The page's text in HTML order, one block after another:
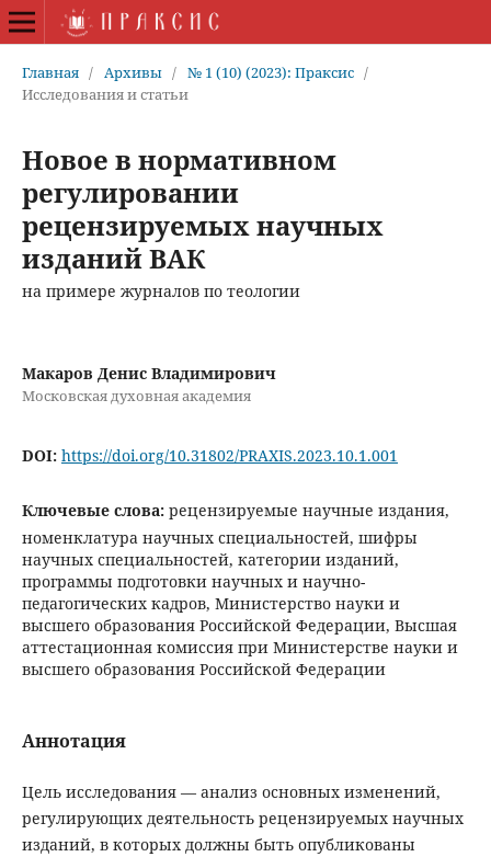
Главная / Архивы / № 1 (10) (2023): Праксис /
Исследования и статьи
Новое в нормативном
регулировании
рецензируемых научных
изданий ВАК
на примере журналов по теологии
Макаров Денис Владимирович
Московская духовная академия
DOI: https://doi.org/10.31802/PRAXIS.2023.10.1.001
Ключевые слова: рецензируемые научные издания,
номенклатура научных специальностей, шифры
научных специальностей, категории изданий,
программы подготовки научных и научно-
педагогических кадров, Министерство науки и
высшего образования Российской Федерации, Высшая
аттестационная комиссия при Министерстве науки и
высшего образования Российской Федерации
Аннотация
Цель исследования — анализ основных изменений,
регулирующих деятельность рецензируемых научных
изданий, в которых должны быть опубликованы